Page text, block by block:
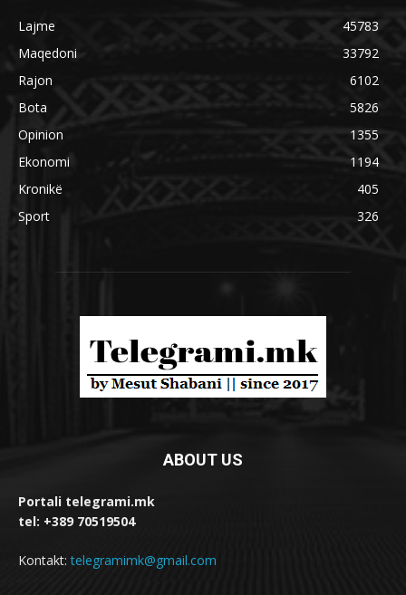
Lajme
45783
Maqedoni
33792
Rajon
6102
Bota
5826
Opinion
1355
Ekonomi
1194
Kronikë
405
Sport
326
ABOUT US
Portali telegrami.mk
tel: +389 70519504
Kontakt:telegramimk@gmail.com